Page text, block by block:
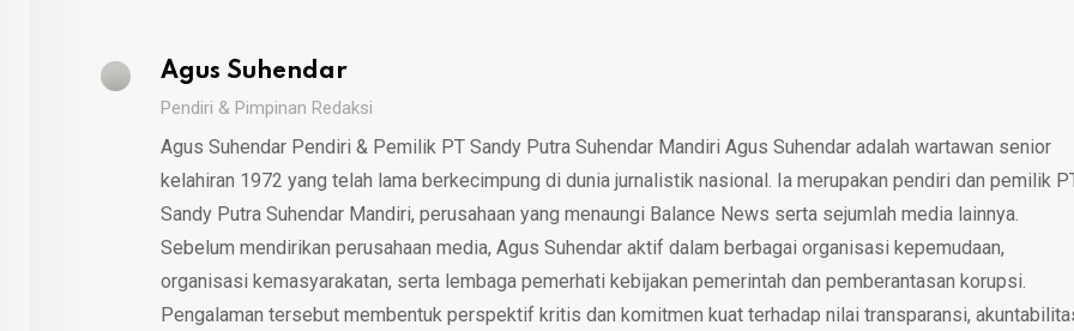
Agus Suhendar
Pendiri & Pimpinan Redaksi
Agus Suhendar Pendiri & Pemilik PT Sandy Putra Suhendar Mandiri Agus Suhendar adalah wartawan senior
kelahiran 1972 yang telah lama berkecimpung di dunia jurnalistik nasional. Ia merupakan pendiri dan pemilik
Sandy Putra Suhendar Mandiri, perusahaan yang menaungi Balance News serta sejumlah media lainnya.
Sebelum mendirikan perusahaan media, Agus Suhendar aktif dalam berbagai organisasi kepemudaan,
organisasi kemasyarakatan, serta lembaga pemerhati kebijakan pemerintah dan pemberantasan korupsi.
Pengalaman tersebut membentuk perspektif kritis dan komitmen kuat terhadap nilai transparansi,